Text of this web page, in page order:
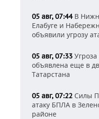
05 авг, 07:44В
Елабуге и
объявили угрозу
05 авг, 07:33
объявлена еще в
Татарстана
05 авг, 07:22 Силы
атаку БПЛА в
районе